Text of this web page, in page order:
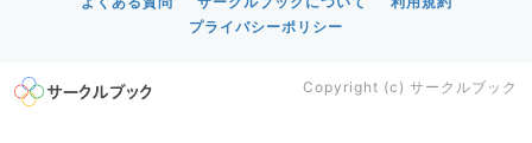
プライバシーポリシー
Copyright (c) サークルブック